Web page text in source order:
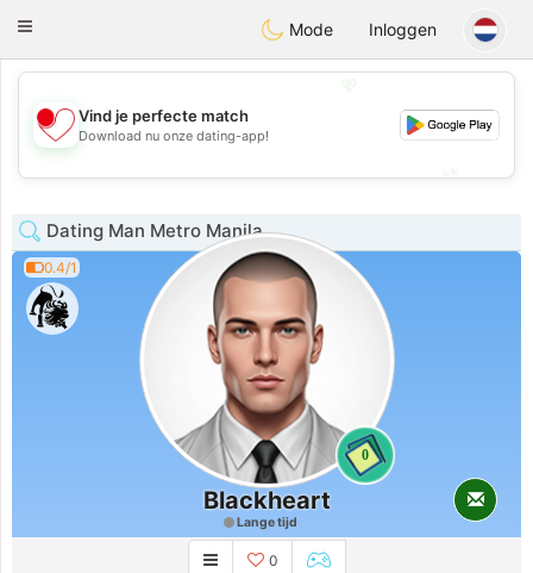
日本 Chat
Toggle
Mode Inloggen
💖
💕
Vind je perfecte match
Download nu onze dating-app!
Dating Man Metro Manila
0.4/1
0
Blackheart
Lange tijd
0